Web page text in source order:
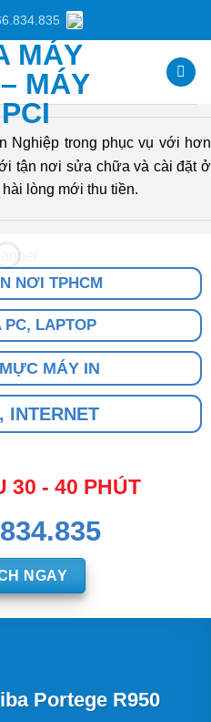
Nghiệp trong phục vụ với hơn
tận nơi sửa chữa và cài đặt ở
lòng mới thu tiền.
NƠI TPHCM
LAPTOP
MÁY IN
INTERNET
30 - 40 PHÚT
NGAY
Portege R950